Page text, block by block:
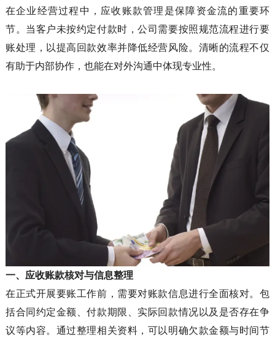
在企业经营过程中，应收账款管理是保障资金流的重要环
节。当客户未按约定付款时，公司需要按照规范流程进行要
账处理，以提高回款效率并降低经营风险。清晰的流程不仅
有助于内部协作，也能在对外沟通中体现专业性。
一、 应收账款核对与信息整理
在正式开展要账工作前，需要对账款信息进行全面核对。包
括合同约定金额、付款期限、实际回款情况以及是否存在争
议等内容。通过整理相关资料，可以明确欠款金额与时间节